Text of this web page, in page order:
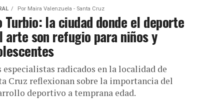
Por Maira Valenzuela - Santa Cruz
Turbio: la ciudad donde el deporte
arte son refugio para niños y
especialistas radicados en la localidad de
Cruz reflexionan sobre la importancia del
deportivo a temprana edad.